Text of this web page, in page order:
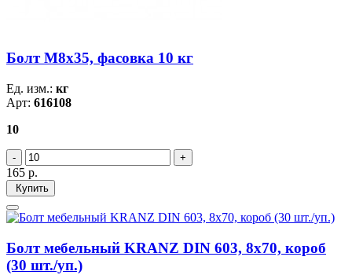
Болт М8х35, фасовка 10 кг
Ед. изм.: кг
Арт: 616108
10
165 р.
Купить
Болт мебельный KRANZ DIN 603, 8х70, короб
(30 шт./уп.)